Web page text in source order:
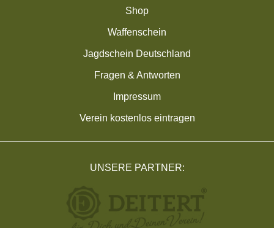
Shop
Waffenschein
Jagdschein Deutschland
Fragen & Antworten
Impressum
Verein kostenlos eintragen
UNSERE PARTNER: